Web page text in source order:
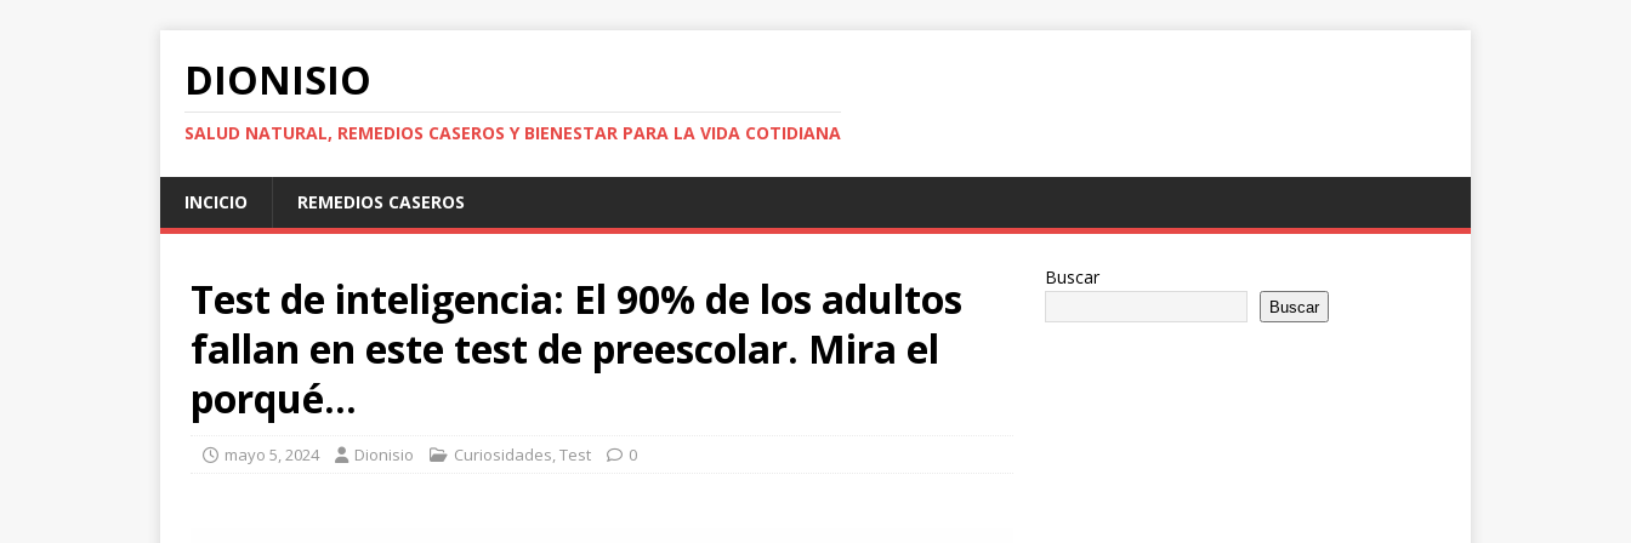
DIONISIO
SALUD NATURAL, REMEDIOS CASEROS Y BIENESTAR PARA LA VIDA COTIDIANA
INCICIO REMEDIOS CASEROS
Test de inteligencia: El 90% de los adultos
fallan en este test de preescolar. Mira el
porqué…
mayo 5, 2024 Dionisio Curiosidades,Test 0
Buscar
Buscar